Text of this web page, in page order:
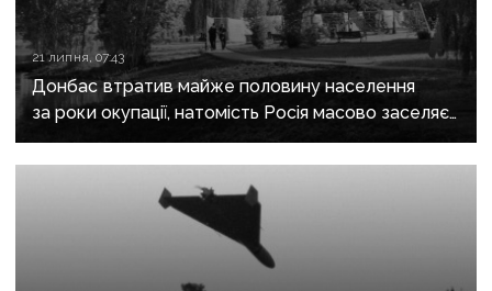
21 липня, 07:43
Донбас втратив майже половину населення
за роки окупації, натомість Росія масово заселяє
регіон своїми громадянами — ГУР